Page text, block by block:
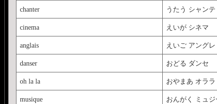
chanter うたう シャンテ
cinema えいが シネマ
anglais えいご アングレ
danser おどる ダンセ
oh la la おやまあ オララ
musique おんがく ミュジ